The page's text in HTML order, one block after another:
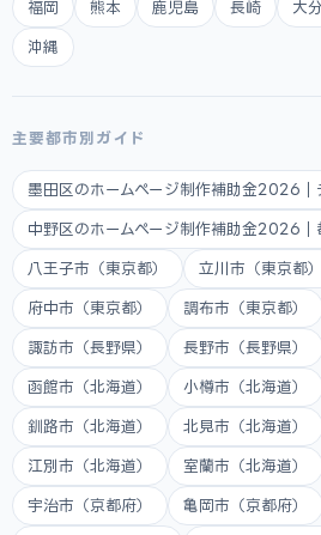
福岡 熊本 鹿児島 長崎 大分
沖縄
主要都市別ガイド
墨田区のホームページ制作補助金2026
中野区のホームページ制作補助金2026
八王子市（東京都） 立川市（東京都）
府中市（東京都） 調布市（東京都）
諏訪市（長野県） 長野市（長野県）
函館市（北海道） 小樽市（北海道）
釧路市（北海道） 北見市（北海道）
江別市（北海道） 室蘭市（北海道）
宇治市（京都府） 亀岡市（京都府）